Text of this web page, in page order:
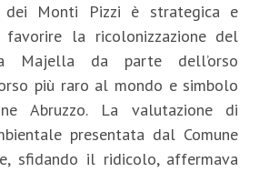
dei Monti Pizzi è strategica e
favorire la ricolonizzazione del
Majella da parte dell’orso
più raro al mondo e simbolo
Abruzzo. La valutazione di
presentata dal Comune
sfidando il ridicolo, affermava